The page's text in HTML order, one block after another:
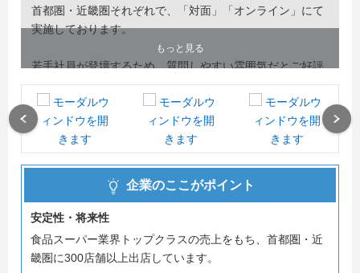
首都圏・近畿圏それぞれで、「対面」「オンライン」にて
実施しております。
若手社員が登壇するため、質問しやすい雰囲気だとご好評
いただいております！
「食」で地域を支える、スーパーの仕事の魅力を是非体感
しに来てくださいね。
お会いできることを楽しみにしております！
（24時間視聴可能な動画型説明会も公開中です。詳細はエ
ントリー後にご案内するマイページにてご紹介いたします
◎）
もっと見る
企業のここがポイント
安定性・将来性
食品スーパー業界トップクラスの売上をもち、首都圏・近
畿圏に300店舗以上出店しています。